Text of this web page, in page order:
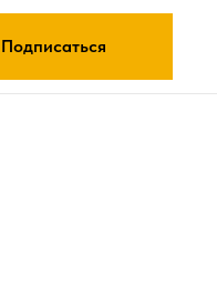
Подписаться